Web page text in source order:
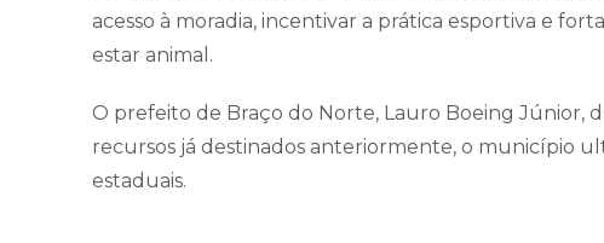
acesso à moradia, incentivar a prática esportiva e
estar animal.
O prefeito de Braço do Norte, Lauro Boeing Júnior,
recursos já destinados anteriormente, o município
estaduais.